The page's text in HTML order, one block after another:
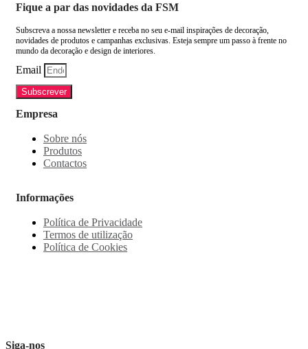
Fique a par das novidades da FSM
Subscreva a nossa newsletter e receba no seu e-mail inspirações de decoração,
novidades de produtos e campanhas exclusivas. Esteja sempre um passo à frente no
mundo da decoração e design de interiores.
Email
Subscrever
Empresa
Sobre nós
Produtos
Contactos
Informações
Política de Privacidade
Termos de utilização
Política de Cookies
Siga-nos